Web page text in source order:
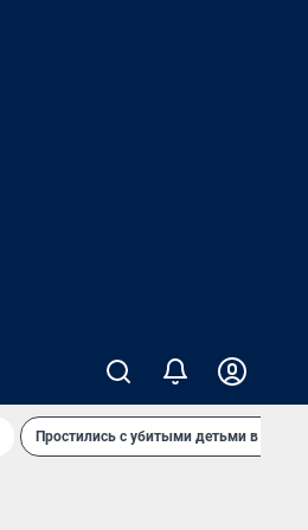
Простились с убитыми детьми в